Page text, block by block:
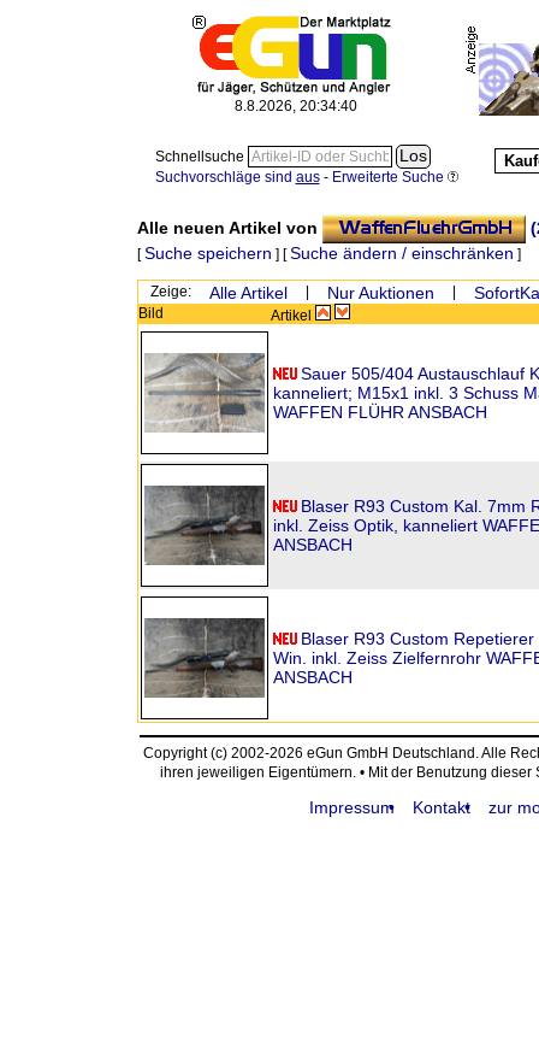
8.8.2026, 20:34:40
Schnellsuche
Suchvorschläge sind aus- Erweiterte Suche
Alle neuen Artikel von
[Suche speichern ] [Suche ändern / einschränken ]
Zeige: Alle Artikel Nur Auktionen
Bild Artikel
Sauer 505/404 Austauschlauf
kanneliert; M15x1 inkl. 3 Schuss
WAFFEN FLÜHR ANSBACH
Blaser R93 Custom Kal. 7mm
inkl. Zeiss Optik, kanneliert
ANSBACH
Blaser R93 Custom Repetierer
Win. inkl. Zeiss Zielfernrohr
ANSBACH
Copyright (c) 2002-2026 eGun GmbH Deutschland. Alle
ihren jeweiligen Eigentümern. • Mit der Benutzung
Impressum Kontakt zur